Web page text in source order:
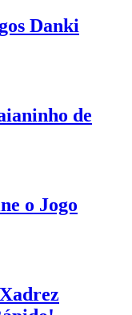
Danki
de
o Jogo